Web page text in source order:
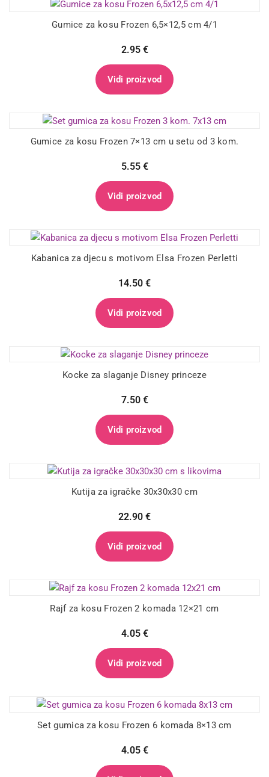
Gumice za kosu Frozen 6,5×12,5 cm 4/1
2.95 €
Vidi proizvod
Gumice za kosu Frozen 7×13 cm u setu od 3 kom.
5.55 €
Vidi proizvod
Kabanica za djecu s motivom Elsa Frozen Perletti
14.50 €
Vidi proizvod
Kocke za slaganje Disney princeze
7.50 €
Vidi proizvod
Kutija za igračke 30x30x30 cm
22.90 €
Vidi proizvod
Rajf za kosu Frozen 2 komada 12×21 cm
4.05 €
Vidi proizvod
Set gumica za kosu Frozen 6 komada 8×13 cm
4.05 €